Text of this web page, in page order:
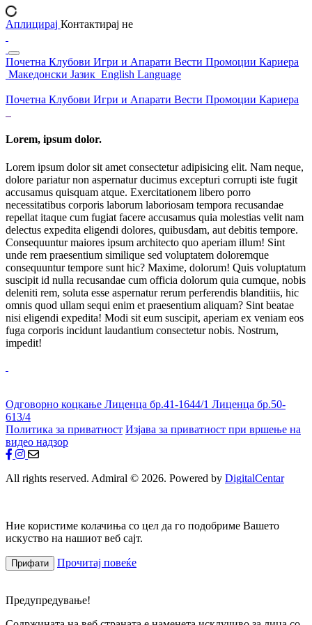
Аплицирај Контактирај не
Почетна Клубови Игри и Апарати Вести Промоции Кариера
Македонски Јазик English Language
Почетна Клубови Игри и Апарати Вести Промоции Кариера
Lorem, ipsum dolor.
Lorem ipsum dolor sit amet consectetur adipisicing elit. Nam neque,
dolore pariatur non aspernatur ducimus excepturi corrupti iste fugit
accusamus quisquam atque. Exercitationem libero porro
necessitatibus corporis laborum laboriosam tempora recusandae
repellat itaque cum fugiat facere accusamus quia molestias velit nam
delectus expedita eligendi dolores, quibusdam, aut debitis tempore.
Consequuntur maiores ipsum architecto quo aperiam illum! Sint
unde rem praesentium similique sed voluptatem doloremque
consequuntur tempore sunt hic? Maxime, dolorum! Quis voluptatum
suscipit id nulla recusandae cum officia dolorum quia cumque, nobis
deleniti rem, soluta esse aspernatur rerum perferendis blanditiis, hic
omnis quod ullam sequi enim et praesentium aliquam? Sint beatae
nisi eligendi expedita! Modi sit eum suscipit, aperiam ex veniam eos
fuga corporis incidunt laudantium consectetur nobis. Nostrum,
impedit!
Одговорно коцкање Лиценца бр.41-1644/1 Лиценца бр.50-
613/4
Политика за приватност Изјава за приватност при вршење на
видео надзор
All rights reserved. Admiral © 2026. Powered by DigitalCentar
Ние користиме колачиња со цел да го подобриме Вашето
искуство на нашиот веб сајт.
Прифати Прочитај повеќе
Предупредување!